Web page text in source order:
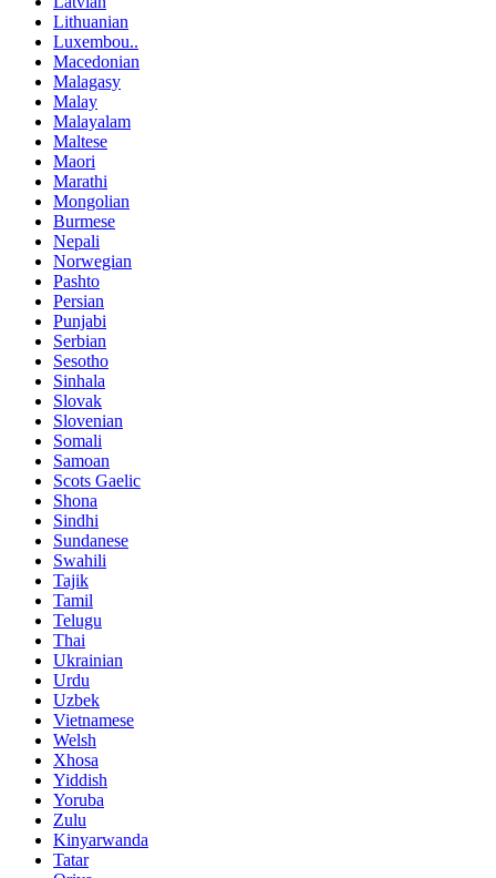
Lithuanian
Luxembou..
Macedonian
Malagasy
Malay
Malayalam
Maltese
Maori
Marathi
Mongolian
Burmese
Nepali
Norwegian
Pashto
Persian
Punjabi
Serbian
Sesotho
Sinhala
Slovak
Slovenian
Somali
Samoan
Scots Gaelic
Shona
Sindhi
Sundanese
Swahili
Tajik
Tamil
Telugu
Thai
Ukrainian
Urdu
Uzbek
Vietnamese
Welsh
Xhosa
Yiddish
Yoruba
Zulu
Kinyarwanda
Tatar